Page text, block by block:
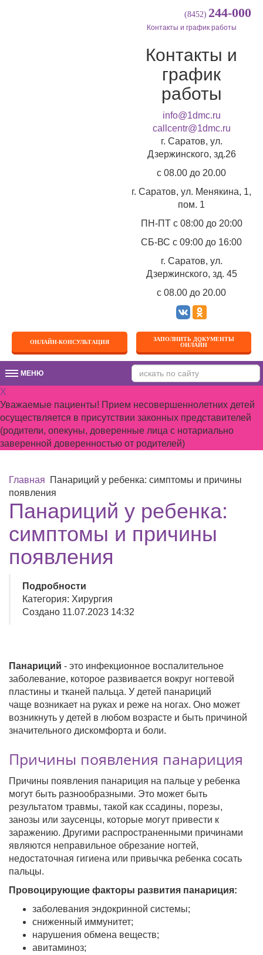
(8452) 244-000
Контакты и график работы
Контакты и
график
работы
info@1dmc.ru
callcentr@1dmc.ru
г. Саратов, ул.
Дзержинского, зд.26
c 08.00 до 20.00
г. Саратов, ул. Менякина, 1,
пом. 1
ПН-ПТс 08:00 до 20:00
СБ-ВС с 09:00 до 16:00
г. Саратов, ул.
Дзержинского, зд. 45
c 08.00 до 20.00
ОНЛАЙН-КОНСУЛЬТАЦИЯ
ЗАПОЛНИТЬ ДОКУМЕНТЫ
ОНЛАЙН
МЕНЮМЕНЮ
X
Уважаемые пациенты! Прием несовершеннолетних детей
осуществляется в присутствии законных представителей
(родители, опекуны, доверенные лица с нотариально
заверенной доверенностью от родителей)
Главная
Панариций у ребенка: симптомы и причины
появления
Панариций у ребенка:
симптомы и причины
появления
Подробности
Категория: Хирургия
Создано 11.07.2023 14:32
Панариций - это инфекционное воспалительное
заболевание, которое развивается вокруг ногтевой
пластины и тканей пальца. У детей панариций
чаще возникает на руках и реже на ногах. Оно может
возникнуть у детей в любом возрасте и быть причиной
значительного дискомфорта и боли.
Причины появления панариция
Причины появления панариция на пальце у ребенка
могут быть разнообразными. Это может быть
результатом травмы, такой как ссадины, порезы,
занозы или заусенцы, которые могут привести к
заражению. Другими распространенными причинами
являются неправильное обрезание ногтей,
недостаточная гигиена или привычка ребенка сосать
пальцы.
Провоцирующие факторы развития панариция:
заболевания эндокринной системы;
сниженный иммунитет;
нарушения обмена веществ;
авитаминоз;